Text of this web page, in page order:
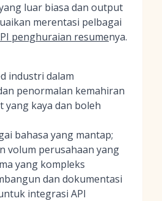
luar biasa dan output
merentasi pelbagai
penghuraian resumenya.
industri dalam
penormalan kemahiran
yang kaya dan boleh
bahasa yang mantap;
volum perusahaan yang
yang kompleks
dan dokumentasi
integrasi API